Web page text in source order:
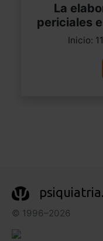
La
periciales
Inicio:
© 1996–2026